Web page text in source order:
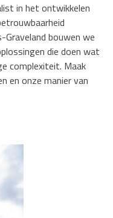
in het ontwikkelen
Graveland bouwen we
die doen wat
complexiteit. Maak
en onze manier van